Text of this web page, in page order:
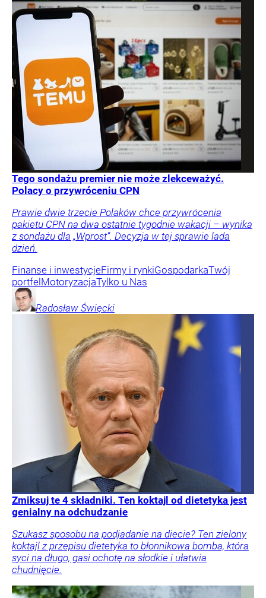
Tego sondażu premier nie może zlekceważyć.
Polacy o przywróceniu CPN
Prawie dwie trzecie Polaków chce przywrócenia
pakietu CPN na dwa ostatnie tygodnie wakacji – wynika
z sondażu dla „Wprost”. Decyzja w tej sprawie lada
dzień.
Finanse i inwestycjeFirmy i rynkiGospodarkaTwój
portfel MotoryzacjaTylko u Nas
Radosław Święcki
Zmiksuj te 4 składniki. Ten koktajl od dietetyka jest
genialny na odchudzanie
Szukasz sposobu na podjadanie na diecie? Ten zielony
koktajl z przepisu dietetyka to błonnikowa bomba, która
syci na długo, gasi ochotę na słodkie i ułatwia
chudnięcie.